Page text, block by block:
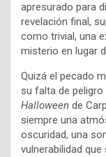
apresurado para
revelación final,
como trivial, una
misterio en lugar
Quizá el pecado
su falta de peligro
Halloween de
siempre una
oscuridad, una
vulnerabilidad que